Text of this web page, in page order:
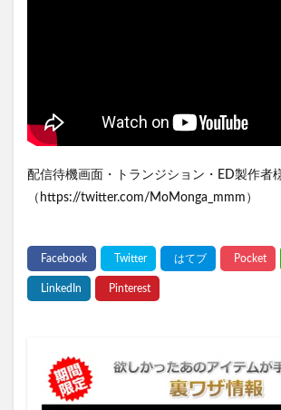
配信待機画面・トランジション・ED製作者
（https://twitter.com/MoMonga_mmm）